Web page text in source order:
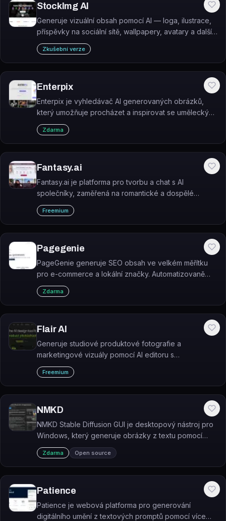
StockImg AI
Generuje vizuální obsah pomocí AI — loga, ilustrace,
příspěvky na sociální sítě, wallpapery, avatary a další
grafické formáty.
Zkušební verze
Enterpix
Enterpix je vyhledávač AI generovaných obrázků,
který umožňuje procházet a inspirovat se uměleckými
díly vytvořenými nástroji jako Midjourney, DALL·E,
Stable Diffusion nebo NovelAI.
Zdarma
Fantasy.ai
Fantasy.ai je platforma pro tvorbu a chat s AI
společníky, zaměřená na romantické a dospělé
interakce.
Freemium
Pagegenie
PageGenie generuje SEO obsah ve velkém měřítku
pro e-commerce a lokální značky. Automatizovaně
publikuje blogové články a produktové stránky
optimalizované pro vyhledávače.
Zdarma
Flair AI
Generuje studiové produktové fotografie a
marketingové vizuály pomocí AI editoru s
přetahováním prvků.
Freemium
NMKD
NMKD Stable Diffusion GUI je desktopový nástroj pro
Windows, který generuje obrázky z textu pomocí
Stable Diffusion přímo na GPU uživatele.
Zdarma Open source
Patience
Patience je webová platforma pro generování
digitálního umění z textových promptů pomocí více